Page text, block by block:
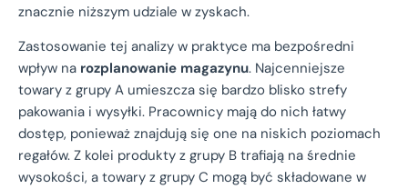
znacznie niższym udziale w zyskach.
Zastosowanie tej analizy w praktyce ma bezpośredni
wpływ na rozplanowanie magazynu. Najcenniejsze
towary z grupy A umieszcza się bardzo blisko strefy
pakowania i wysyłki. Pracownicy mają do nich łatwy
dostęp, ponieważ znajdują się one na niskich poziomach
regałów. Z kolei produkty z grupy B trafiają na średnie
wysokości, a towary z grupy C mogą być składowane w